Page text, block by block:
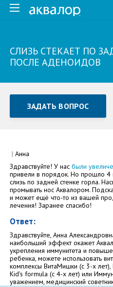
СЛИЗЬ СТЕКАЕТ ПО
ПОСЛЕ АДЕНОИДОВ
ЗАДАТЬ ВОПРОС
Как Вас зовут
Электронная почта
Ваше сообщение
| Анна
Здравствуйте! У нас были
привели в порядок. Но прошло 4
слизь по задней стенке горла.
промывать нос Аквалором.
и может ещё что-то из вашей
лечения! Заранее спасибо!
Ответ:
Здравствуйте, Анна
наибольший эффект окажет
укрепления иммунитета и
ребенка, можете использовать
комплексы ВитаМишки (с 3-х
Kid's formula (с 4-х лет) или
уважением, медицинский